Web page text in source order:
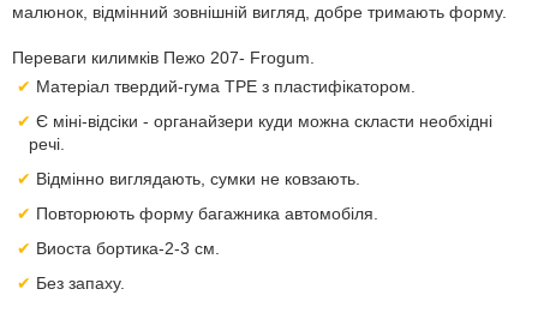
малюнок, відмінний зовнішній вигляд, добре тримають форму.
Переваги килимків Пежо 207- Frogum.
Матеріал твердий-гума TPE з пластифікатором.
Є міні-відсіки - органайзери куди можна скласти необхідні
речі.
Відмінно виглядають, сумки не ковзають.
Повторюють форму багажника автомобіля.
Виоста бортика-2-3 см.
Без запаху.